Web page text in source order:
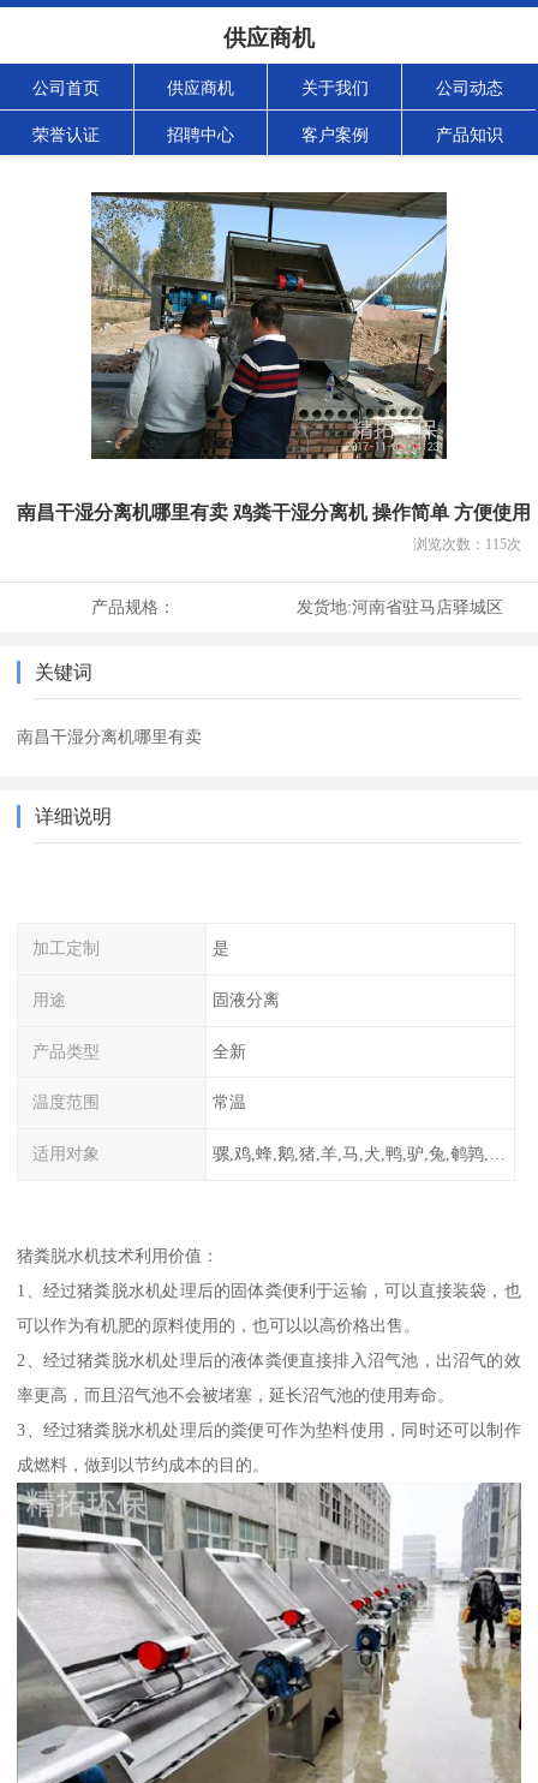
供应商机
公司首页 供应商机 关于我们 公司动态
荣誉认证 招聘中心 客户案例 产品知识
南昌干湿分离机哪里有卖 鸡粪干湿分离机 操作简单 方便使用
浏览次数： 115次
产品规格： 发货地:河南省驻马店驿城区
关键词
南昌干湿分离机哪里有卖
详细说明
加工定制 是
用途 固液分离
产品类型 全新
温度范围 常温
适用对象 骡,鸡,蜂,鹅,猪,羊,马,犬,鸭,驴,兔,鹌鹑,牛,鸽
猪粪脱水机技术利用价值：
1、经过猪粪脱水机处理后的固体粪便利于运输，可以直接装袋，也
可以作为有机肥的原料使用的，也可以以高价格出售。
2、经过猪粪脱水机处理后的液体粪便直接排入沼气池，出沼气的效
率更高，而且沼气池不会被堵塞，延长沼气池的使用寿命。
3、经过猪粪脱水机处理后的粪便可作为垫料使用，同时还可以制作
成燃料，做到以节约成本的目的。